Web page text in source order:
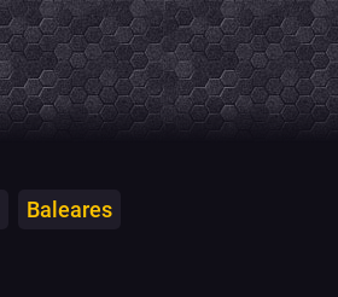
Baleares